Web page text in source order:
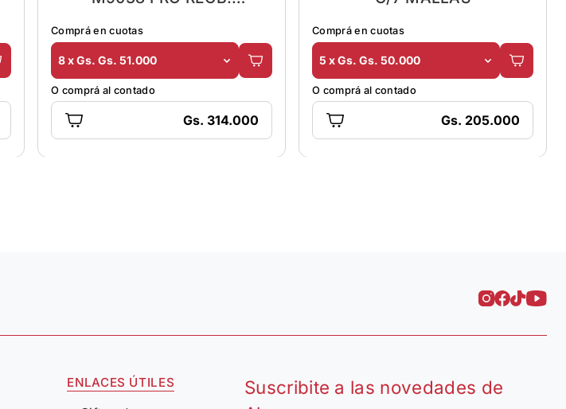
Comprá en cuotas
8 x Gs. Gs. 51.000
O comprá al contado
Gs. 314.000
Comprá en cuotas
5 x Gs. Gs. 50.000
O comprá al contado
Gs. 205.000
ENLACES ÚTILES
Suscribite a las novedades de